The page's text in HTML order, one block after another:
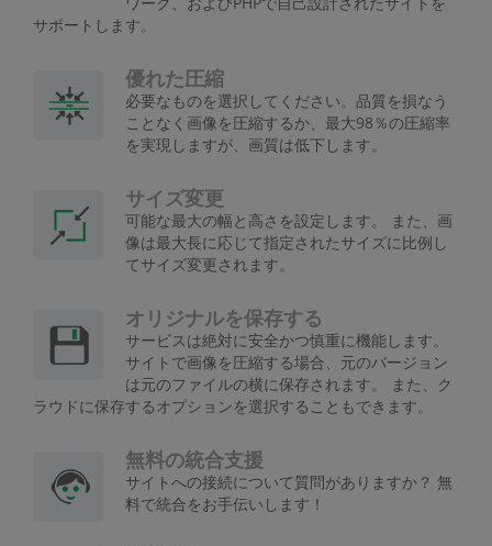
サポートします。
優れた圧縮
必要なものを選択してください。品質を損なう
ことなく画像を圧縮するか、最大98％の圧縮率
を実現しますが、画質は低下します。
サイズ変更
可能な最大の幅と高さを設定します。 また、画
像は最大長に応じて指定されたサイズに比例し
てサイズ変更されます。
オリジナルを保存する
サービスは絶対に安全かつ慎重に機能します。
サイトで画像を圧縮する場合、元のバージョン
は元のファイルの横に保存されます。 また、ク
ラウドに保存するオプションを選択することもできます。
無料の統合支援
サイトへの接続について質問がありますか？ 無
料で統合をお手伝いします！